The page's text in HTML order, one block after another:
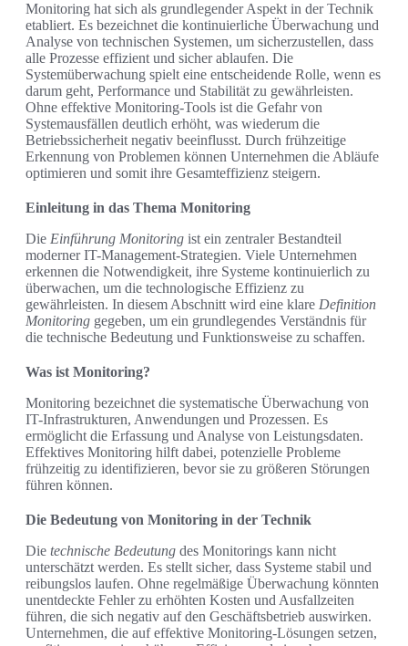
Monitoring hat sich als grundlegender Aspekt in der Technik
etabliert. Es bezeichnet die kontinuierliche Überwachung und
Analyse von technischen Systemen, um sicherzustellen, dass
alle Prozesse effizient und sicher ablaufen. Die
Systemüberwachung spielt eine entscheidende Rolle, wenn es
darum geht, Performance und Stabilität zu gewährleisten.
Ohne effektive Monitoring-Tools ist die Gefahr von
Systemausfällen deutlich erhöht, was wiederum die
Betriebssicherheit negativ beeinflusst. Durch frühzeitige
Erkennung von Problemen können Unternehmen die Abläufe
optimieren und somit ihre Gesamteffizienz steigern.
Einleitung in das Thema Monitoring
Die Einführung Monitoring ist ein zentraler Bestandteil
moderner IT-Management-Strategien. Viele Unternehmen
erkennen die Notwendigkeit, ihre Systeme kontinuierlich zu
überwachen, um die technologische Effizienz zu
gewährleisten. In diesem Abschnitt wird eine klare Definition
Monitoring gegeben, um ein grundlegendes Verständnis für
die technische Bedeutung und Funktionsweise zu schaffen.
Was ist Monitoring?
Monitoring bezeichnet die systematische Überwachung von
IT-Infrastrukturen, Anwendungen und Prozessen. Es
ermöglicht die Erfassung und Analyse von Leistungsdaten.
Effektives Monitoring hilft dabei, potenzielle Probleme
frühzeitig zu identifizieren, bevor sie zu größeren Störungen
führen können.
Die Bedeutung von Monitoring in der Technik
Die technische Bedeutung des Monitorings kann nicht
unterschätzt werden. Es stellt sicher, dass Systeme stabil und
reibungslos laufen. Ohne regelmäßige Überwachung könnten
unentdeckte Fehler zu erhöhten Kosten und Ausfallzeiten
führen, die sich negativ auf den Geschäftsbetrieb auswirken.
Unternehmen, die auf effektive Monitoring-Lösungen setzen,